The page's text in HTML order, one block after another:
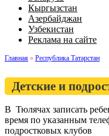
Кыргызстан
Азербайджан
Узбекистан
Реклама на сайте
Главная » Республика Татарстан
Детские и
В Тюлячах записать
время по указанным
подростковых клубов